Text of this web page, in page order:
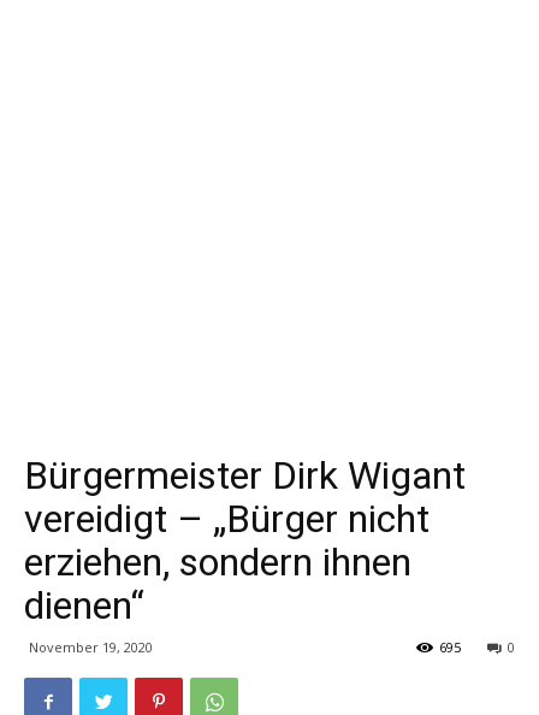
Bürgermeister Dirk Wigant
vereidigt – „Bürger nicht
erziehen, sondern ihnen
dienen“
November 19, 2020 0
695